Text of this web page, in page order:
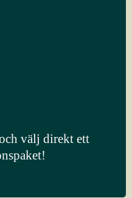
välj direkt ett